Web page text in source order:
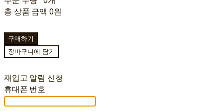
총 상품 금액 0원
구매하기
장바구니에 담기
재입고 알림 신청
휴대폰 번호